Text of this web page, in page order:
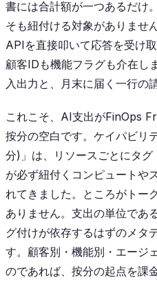
書には合計額が一つあるだけ
そも紐付ける対象がありませ
APIを直接叩いて応答を受け
顧客IDも機能フラグも介在し
入出力と、月末に届く一行の
これこそ、AI支出がFinOps
按分の空白です。ケイパビリ
分)」は、リソースごとにタグ
が必ず紐付くコンピュートや
れてきました。ところがトー
ありません。支出の単位であ
グ付けが依存するはずのメタ
す。顧客別・機能別・エージ
のであれば、按分の起点を課